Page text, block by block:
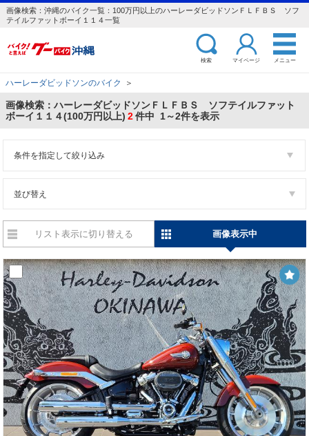
画像検索：沖縄のバイク一覧：100万円以上のハーレーダビッドソンＦＬＦＢＳ ソフ
テイルファットボーイ１１４一覧
検索 マイページ メニュー
ハーレーダビッドソンのバイク ＞
画像検索：ハーレーダビッドソンＦＬＦＢＳ ソフテイルファット
ボーイ１１４(100万円以上) 2件中 1～2件を表示
条件を指定して絞り込み
並び替え
リスト表示に切り替える 画像表示中